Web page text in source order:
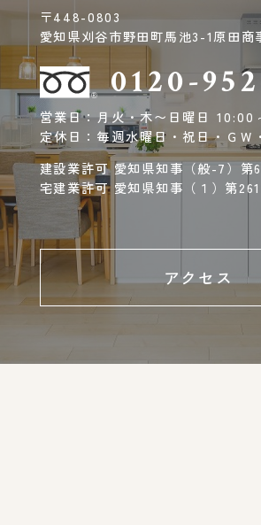
〒448-0803
愛知県刈谷市野田町馬池3-1原田商
0120-
営業日：月火・木〜日曜日 10:00
定休日：毎週水曜日・祝日・ＧＷ
建設業許可 愛知県知事（般-7）第
宅建業許可 愛知県知事（１）第
アクセス